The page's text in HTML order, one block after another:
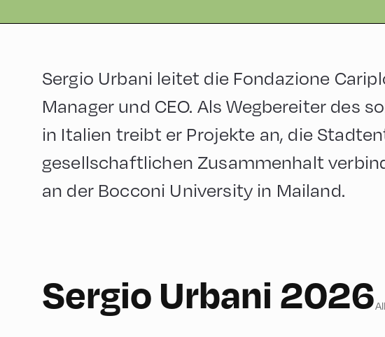
Sergio Urbani leitet die Fondazione
Manager und CEO. Als Wegbereiter des
in Italien treibt er Projekte an, die
gesellschaftlichen Zusammenhalt
an der Bocconi University in Mailand.
Sergio Urbani 2026